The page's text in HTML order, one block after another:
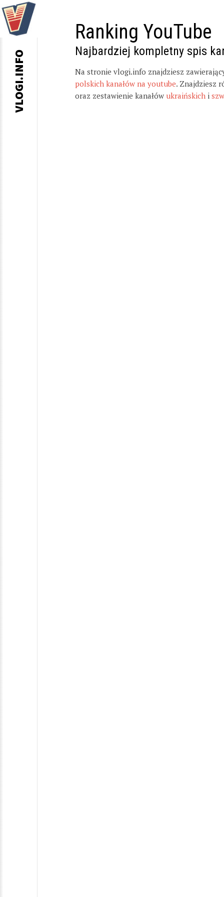
Ranking YouTube
Najbardziej kompletny spis
Na stronie vlogi.info znajdziesz
polskich kanałów na youtube. Znajdziesz
oraz zestawienie kanałów ukraińskich i
VLOGI.INFO